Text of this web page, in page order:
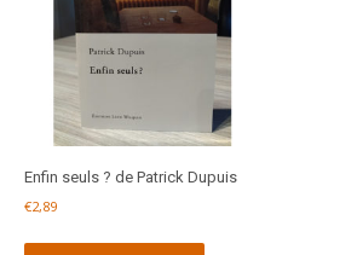
Enfin seuls ? de Patrick Dupuis
€2,89